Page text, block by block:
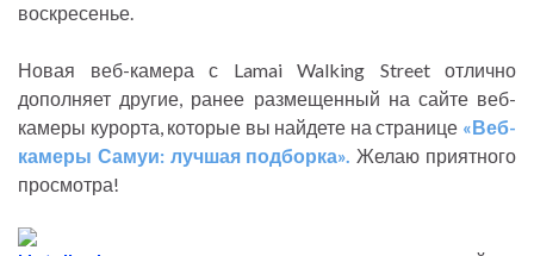
воскресенье.
Новая веб-камера с Lamai Walking Street отлично
дополняет другие, ранее размещенный на сайте веб-
камеры курорта, которые вы найдете на странице «Веб-
камеры Самуи: лучшая подборка». Желаю приятного
просмотра!